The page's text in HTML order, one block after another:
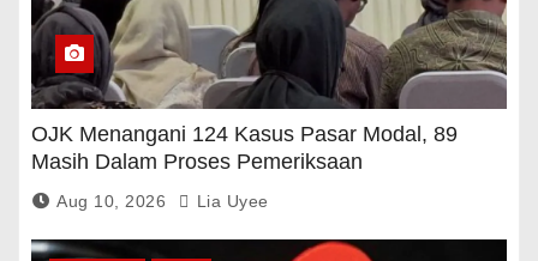
OJK Menangani 124 Kasus Pasar Modal, 89
Masih Dalam Proses Pemeriksaan
Aug 10, 2026 Lia Uyee